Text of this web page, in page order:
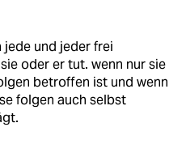
jede und jeder frei
oder er tut. wenn nur sie
betroffen ist und wenn
folgen auch selbst